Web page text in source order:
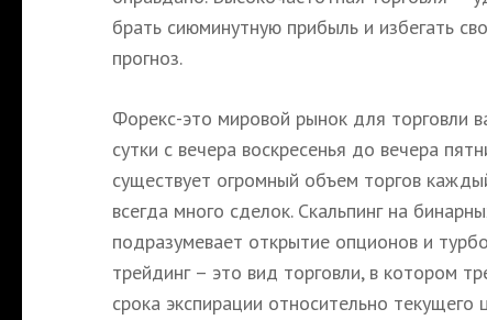
брать сиюминутную прибыль и избегать
прогноз.
Форекс-это мировой рынок для торговли
сутки с вечера воскресенья до вечера
существует огромный объем торгов
всегда много сделок. Скальпинг на
подразумевает открытие опционов и
трейдинг – это вид торговли, в котором
срока экспирации относительно